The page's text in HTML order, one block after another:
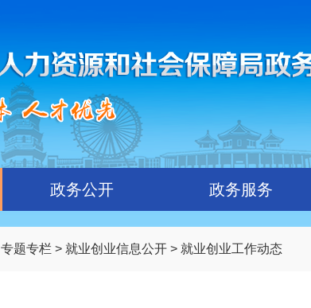
政务公开 政务服务
专题专栏 > 就业创业信息公开 > 就业创业工作动态